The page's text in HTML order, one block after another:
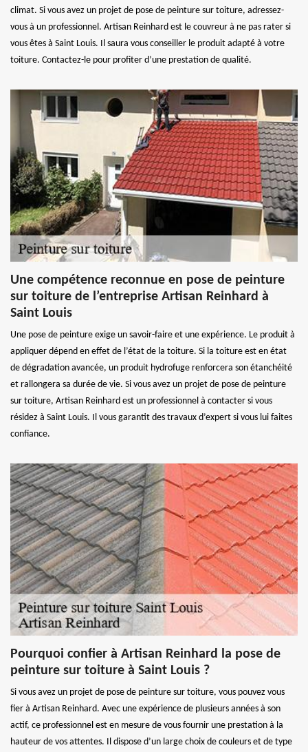
climat. Si vous avez un projet de pose de peinture sur toiture, adressez-
vous à un professionnel. Artisan Reinhard est le couvreur à ne pas rater si
vous êtes à Saint Louis. Il saura vous conseiller le produit adapté à votre
toiture. Contactez-le pour profiter d’une prestation de qualité.
Une compétence reconnue en pose de peinture
sur toiture de l’entreprise Artisan Reinhard à
Saint Louis
Une pose de peinture exige un savoir-faire et une expérience. Le produit à
appliquer dépend en effet de l’état de la toiture. Si la toiture est en état
de dégradation avancée, un produit hydrofuge renforcera son étanchéité
et rallongera sa durée de vie. Si vous avez un projet de pose de peinture
sur toiture, Artisan Reinhard est un professionnel à contacter si vous
résidez à Saint Louis. Il vous garantit des travaux d’expert si vous lui faites
confiance.
Pourquoi confier à Artisan Reinhard la pose de
peinture sur toiture à Saint Louis ?
Si vous avez un projet de pose de peinture sur toiture, vous pouvez vous
fier à Artisan Reinhard. Avec une expérience de plusieurs années à son
actif, ce professionnel est en mesure de vous fournir une prestation à la
hauteur de vos attentes. Il dispose d’un large choix de couleurs et de type